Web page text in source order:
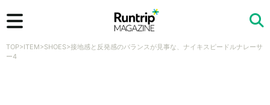
検索
TOP>ITEM>SHOES>接地感と反発感のバランスが見事な、ナイキスピードルナレーサ
ー4